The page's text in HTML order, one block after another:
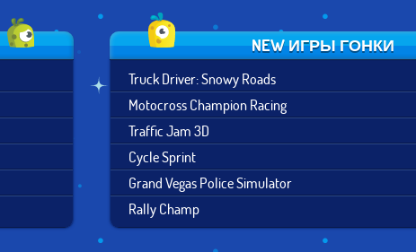
NEW ИГРЫ ГОНКИ
Truck Driver: Snowy Roads
Motocross Champion Racing
Traffic Jam 3D
Cycle Sprint
Grand Vegas Police Simulator
Rally Champ